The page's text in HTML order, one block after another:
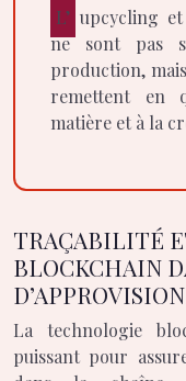
L’upcycling et le zero-waste pattern cutting
ne sont pas
production,
remettent en
matière et à la
TRAÇABILITÉ
BLOCKCHAIN
La technologie
puissant pour